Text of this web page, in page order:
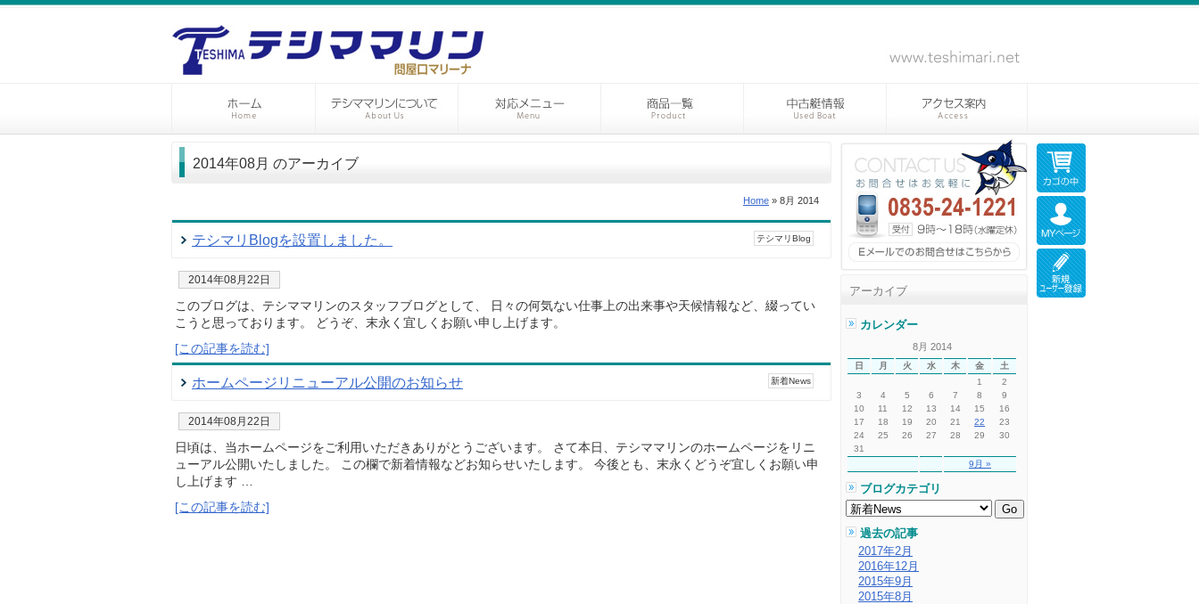
アーカイブ
カレンダー
8月 2014
日 月 火 水 木 金 土
9月 »
1
2
3
4 5 6 7 8
9
10
11 12 13 14 15
16
17
18 19 20 21 22
23
24
25 26 27 28 29
30
31
ブログカテゴリ
過去の記事
2017年2月
2016年12月
2015年9月
2015年8月
2014年08月 のアーカイブ
Home » 8月 2014
テシマリBlogを設置しました。 テシマリBlog
2014年08月22日
このブログは、テシママリンのスタッフブログとして、 日々の何気ない仕事上の出来事や天候情報など、綴ってい
こうと思っております。 どうぞ、末永く宜しくお願い申し上げます。
[この記事を読む]
ホームページリニューアル公開のお知らせ 新着News
2014年08月22日
日頃は、当ホームページをご利用いただきありがとうございます。 さて本日、テシママリンのホームページをリニ
ューアル公開いたしました。 この欄で新着情報などお知らせいたします。 今後とも、末永くどうぞ宜しくお願い申
し上げます …
[この記事を読む]